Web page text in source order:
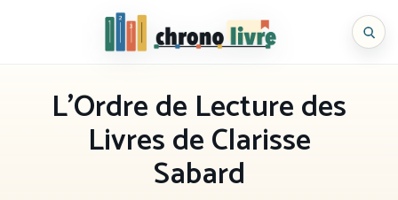
Chronolivre
L’Ordre de Lecture des
Livres de Clarisse
Sabard